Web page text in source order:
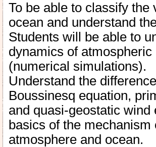
To be able to classify
ocean and understand
Students will be able to
dynamics of
(numerical simulations).
Understand the
Boussinesq equation,
and quasi-geostatic wind
basics of the
atmosphere and ocean.